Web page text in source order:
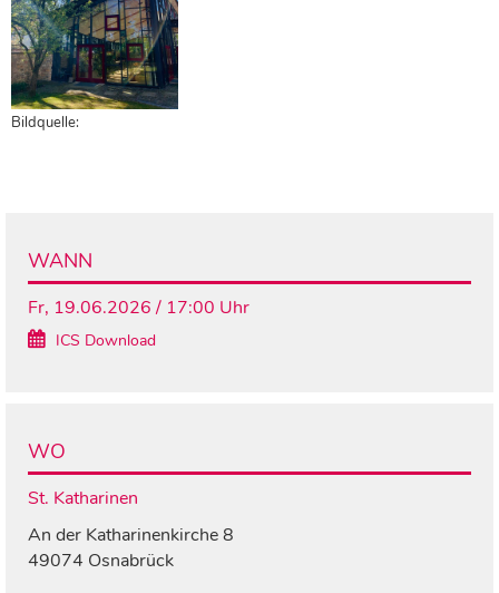
Bildquelle:
WANN
Fr, 19.06.2026 / 17:00 Uhr
ICS Download
WO
St. Katharinen
An der Katharinenkirche 8
49074 Osnabrück